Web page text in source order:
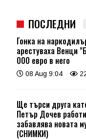
ПОСЛЕДНИ
Гонка на
арестуваха Венци
000 евро в него
08 Aug 9:04
Ще търси друга
Петър Дочев
забавлява новата
(СНИМКИ)